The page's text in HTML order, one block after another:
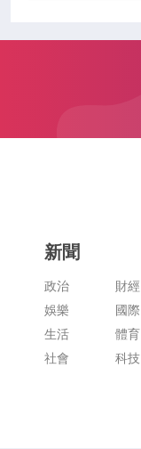
新聞
政治
娛樂
生活
社會
財經
國際
體育
科技